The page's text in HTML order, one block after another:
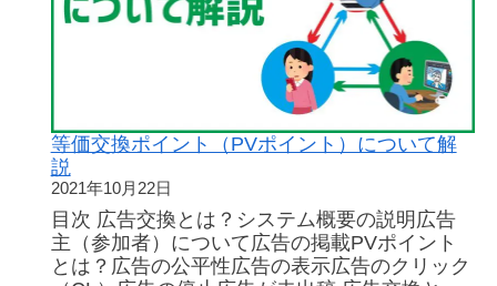
等価交換ポイント（PVポイント）について解
説
2021年10月22日
目次 広告交換とは？システム概要の説明広告
主（参加者）について広告の掲載PVポイント
とは？広告の公平性広告の表示広告のクリック